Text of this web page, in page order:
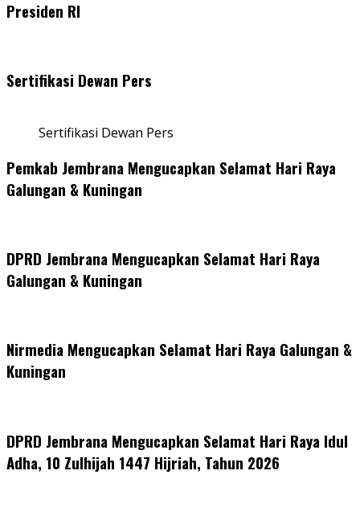
Presiden RI
Sertifikasi Dewan Pers
Sertifikasi Dewan Pers
Pemkab Jembrana Mengucapkan Selamat Hari Raya
Galungan & Kuningan
DPRD Jembrana Mengucapkan Selamat Hari Raya
Galungan & Kuningan
Nirmedia Mengucapkan Selamat Hari Raya Galungan &
Kuningan
DPRD Jembrana Mengucapkan Selamat Hari Raya Idul
Adha, 10 Zulhijah 1447 Hijriah, Tahun 2026